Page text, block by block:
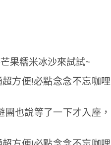
果糯米冰沙來試試~
也說等了一下才入座，